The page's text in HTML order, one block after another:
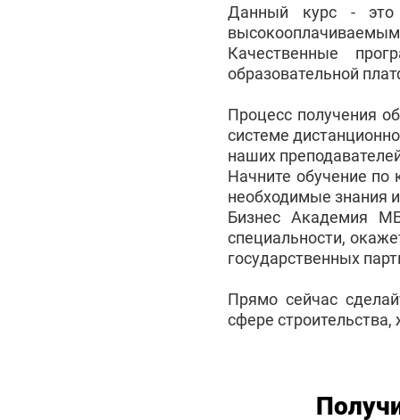
Данный курс - это
высокооплачиваемым
Качественные
образовательной
Процесс получения
системе
наших
Начните обучение
необходимые знания
Бизнес Академия
специальности,
государственных
Прямо сейчас
сфере